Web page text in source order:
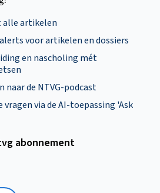
artikelen
voor artikelen en dossiers
en nascholing mét
de NTVG-podcast
via de AI-toepassing 'Ask
abonnement